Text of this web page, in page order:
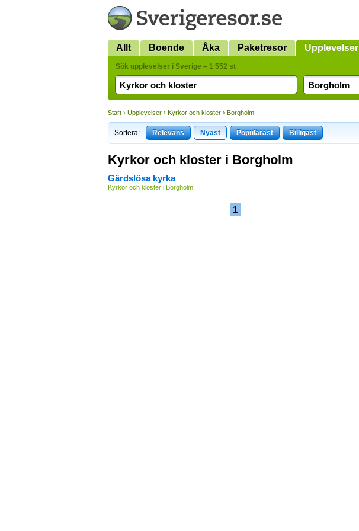
Allt Boende Åka Paketresor Upplevelser
Sök upplevelser i Sverige – 1 552 st
Start › Upplevelser › Kyrkor och kloster › Borgholm
Sortera: Relevans Nyast Populärast Billigast
Kyrkor och kloster i Borgholm
Gärdslösa kyrka
Kyrkor och kloster i Borgholm
1